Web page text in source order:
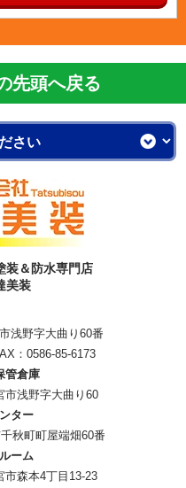
先頭へ戻る
装＆防水専門店
美装
浅野字大曲り60番
：0586-85-6173
管倉庫
浅野字大曲り60
ター
秋町町屋端畑60番
ーム
森本4丁目13-23